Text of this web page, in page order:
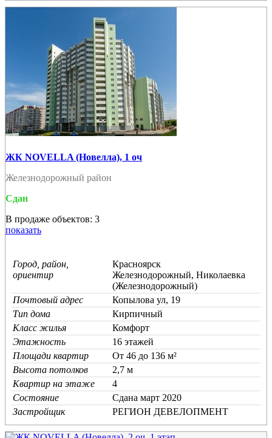
ЖК NOVELLA (Новелла), 1 оч
Железнодорожный район
Сдан
В продаже объектов: 3
показать
Город, район,
ориентир
Красноярск
Железнодорожный, Николаевка
(Железнодорожный)
Почтовый адрес
Копылова ул, 19
Тип дома
Кирпичный
Класс жилья
Комфорт
Этажность
16 этажей
Площади квартир
От 46 до 136 м²
Высота потолков
2,7 м
Квартир на этаже
4
Состояние
Cдана март 2020
Застройщик
РЕГИОН ДЕВЕЛОПМЕНТ